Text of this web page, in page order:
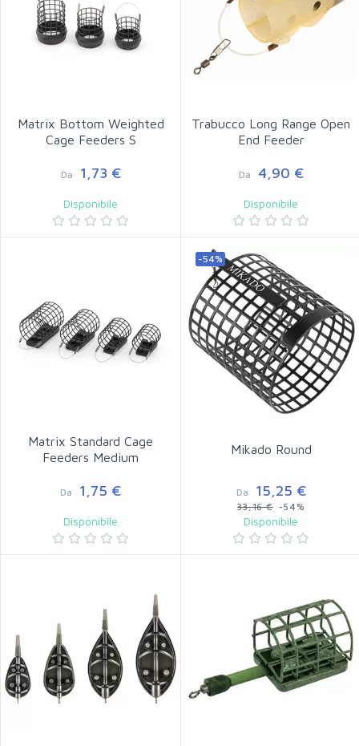
Matrix Bottom Weighted
Cage Feeders S
Da 1,73 €
Disponibile
Trabucco Long Range Open
End Feeder
Da 4,90 €
Disponibile
Matrix Standard Cage
Feeders Medium
Da 1,75 €
Disponibile
-54%
Mikado Round
Da 15,25 €
33,16 €-54%
Disponibile